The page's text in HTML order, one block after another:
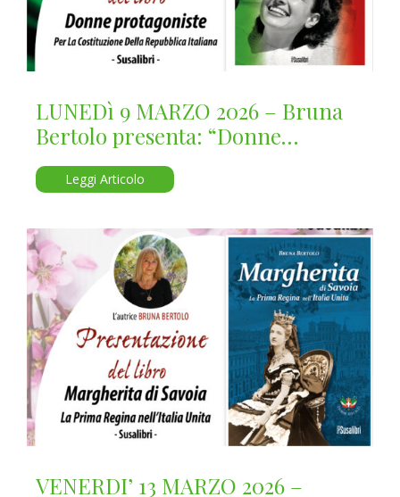
LUNEDì 9 MARZO 2026 – Bruna
Bertolo presenta: “Donne
protagoniste”
Leggi Articolo
VENERDI’ 13 MARZO 2026 –